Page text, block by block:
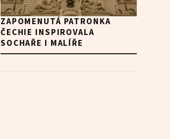
ZAPOMENUTÁ PATRONKA
ČECHIE INSPIROVALA
SOCHAŘE I MALÍŘE